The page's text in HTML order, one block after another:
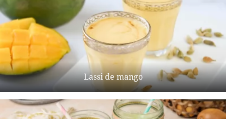
Lassi de mango